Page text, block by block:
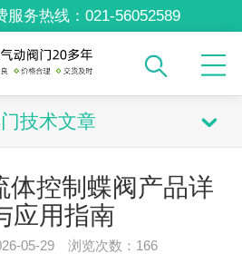
服务热线： 021-56052589
技术文章
体控制蝶阀产品详
应用指南
05-29 浏览次数： 166